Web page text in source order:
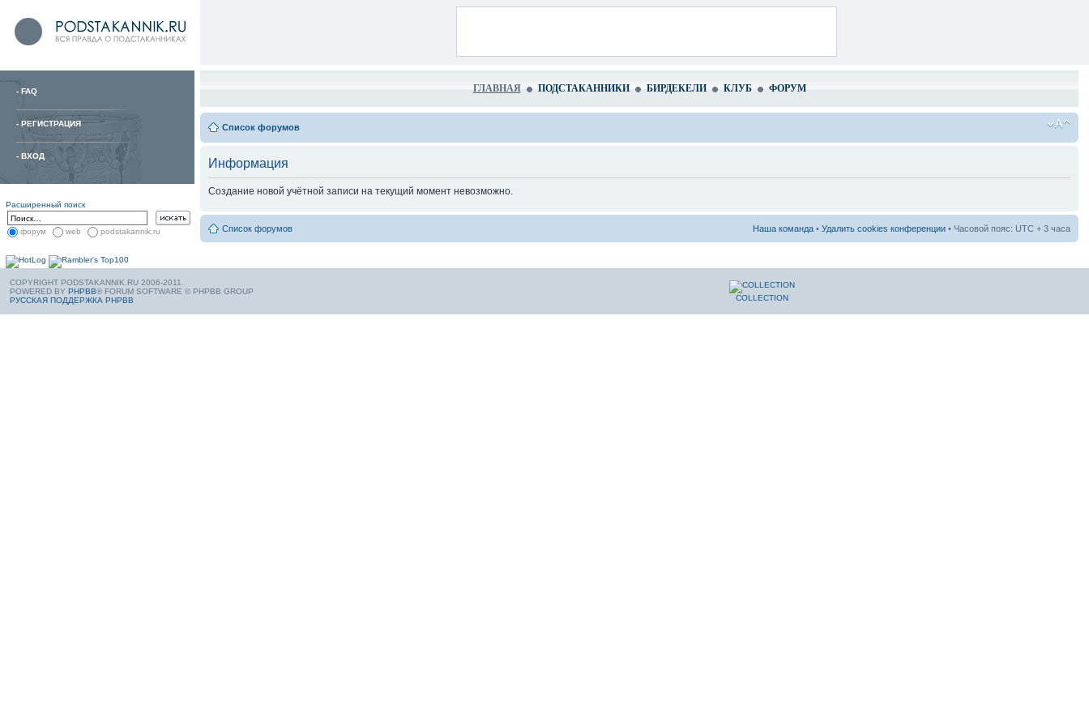
- FAQ
- РЕГИСТРАЦИЯ
- ВХОД
Расширенный поиск
форум web podstakannik.ru
ГЛАВНАЯ ПОДСТАКАННИКИ БИРДЕКЕЛИ КЛУБ ФОРУМ
Список форумов
Информация
Создание новой учётной записи на текущий момент невозможно.
Список форумов Наша команда • Удалить cookies конференции • Часовой пояс: UTC + 3 часа
COPYRIGHT PODSTAKANNIK.RU 2006-2011.
POWERED BY PHPBB® FORUM SOFTWARE © PHPBB GROUP
РУССКАЯ ПОДДЕРЖКА PHPBB
COLLECTION